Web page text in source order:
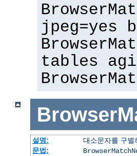
jpeg=yes
tables
설명:
대소문자를 구
문법: